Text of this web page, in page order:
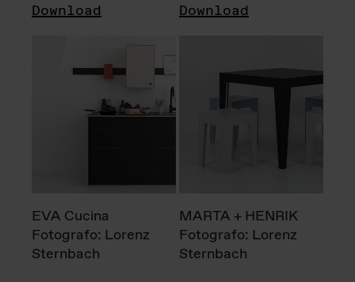
Download Download
EVA Cucina
Fotografo: Lorenz
Sternbach
MARTA + HENRIK
Fotografo: Lorenz
Sternbach